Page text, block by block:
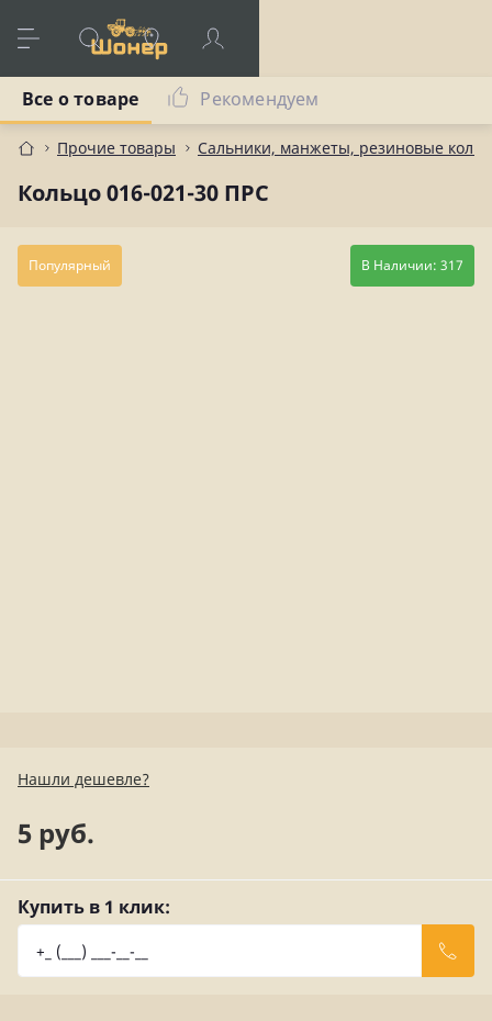
Прочие товары Сальники, манжеты, резиновые
Кольцо 016-021-30 ПРС
Все о товаре Рекомендуем
Популярный В Наличии: 317
Нашли дешевле?
5 руб.
Купить в 1 клик: